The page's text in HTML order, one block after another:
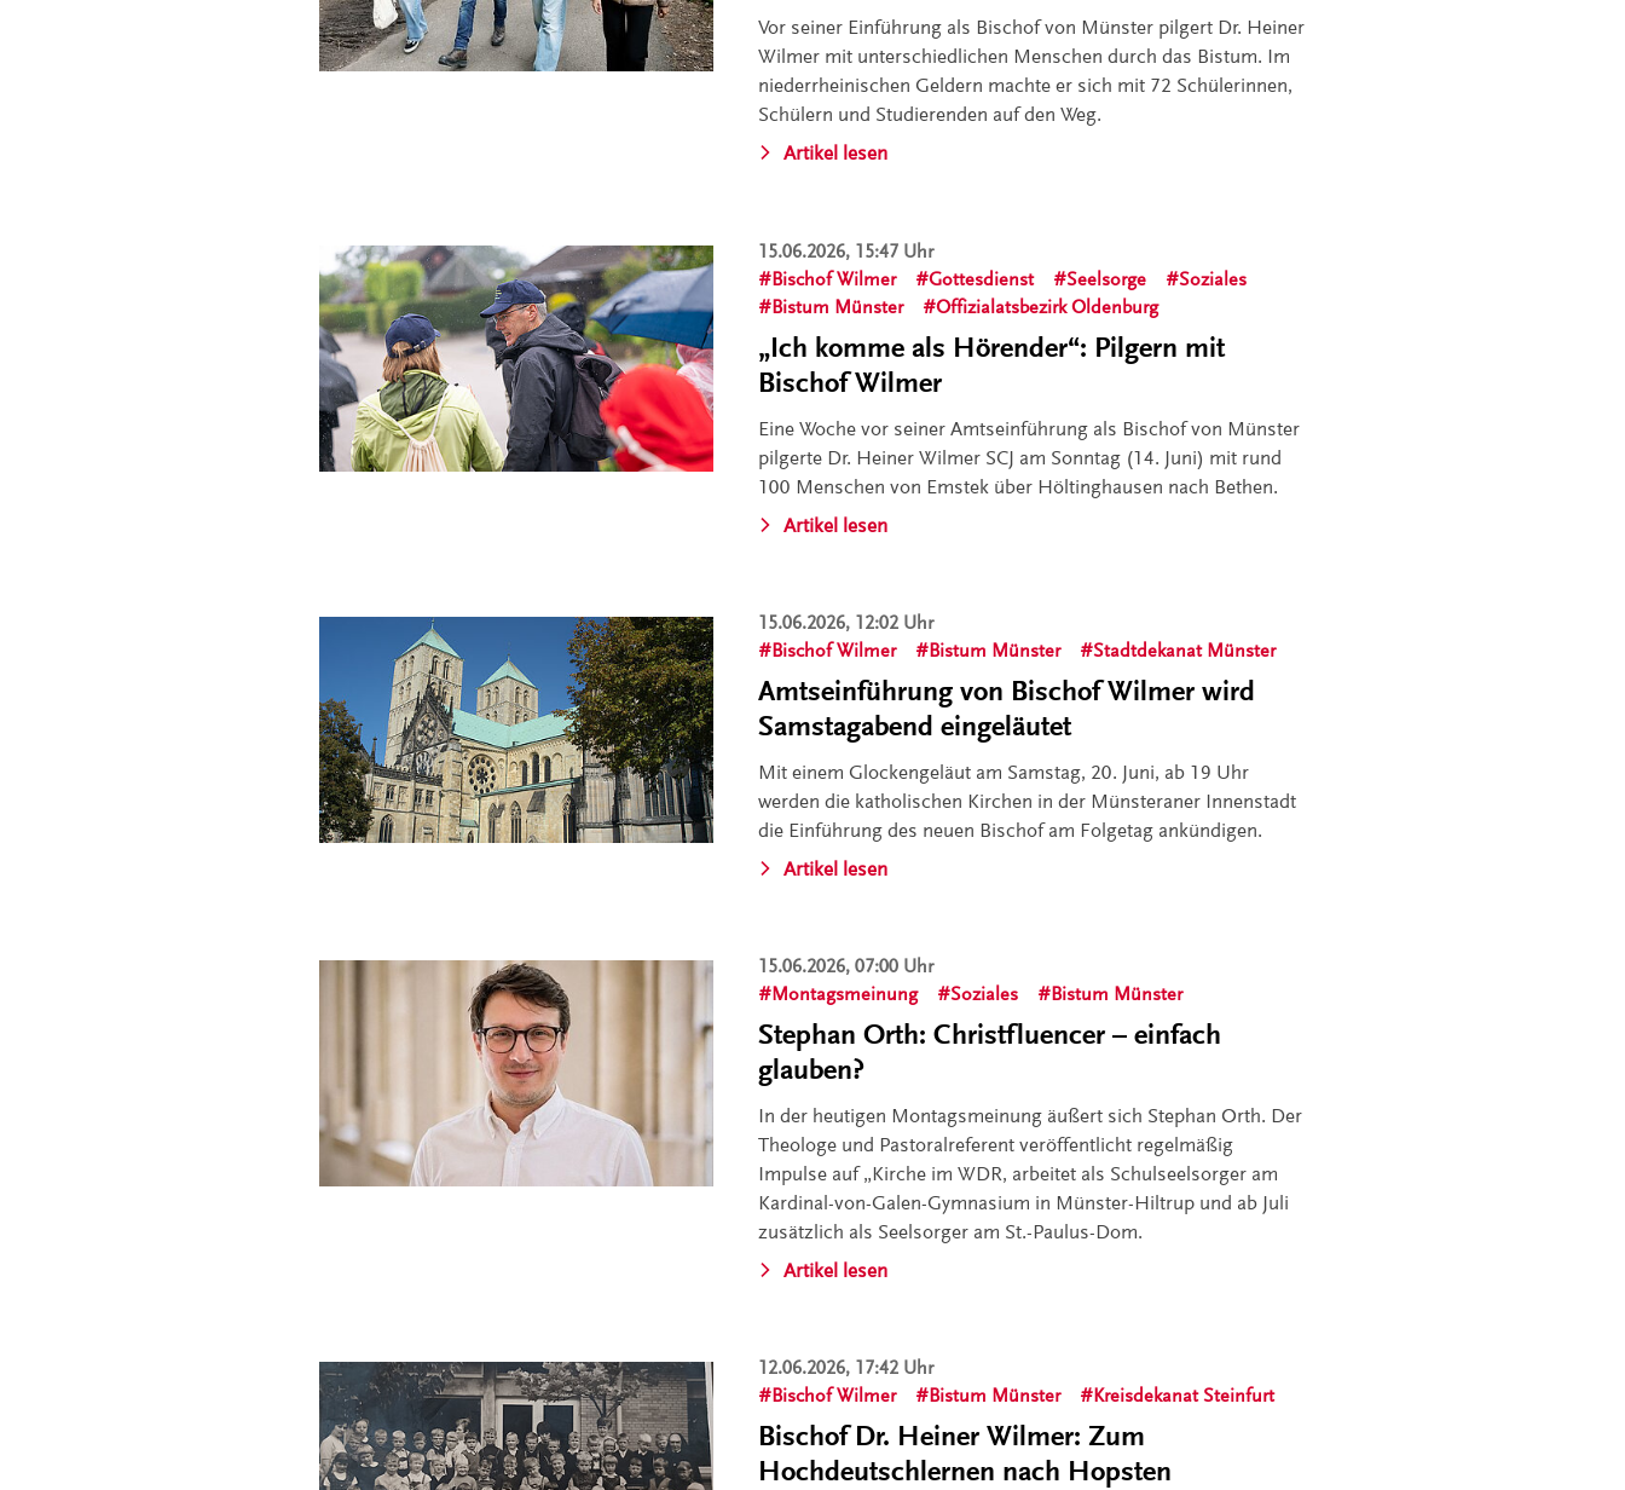
Vor seiner Einführung als Bischof von Münster pilgert Dr. Heiner
Wilmer mit unterschiedlichen Menschen durch das Bistum. Im
niederrheinischen Geldern machte er sich mit 72 Schülerinnen,
Schülern und Studierenden auf den Weg.
Artikel lesen
15.06.2026, 15:47 Uhr
Bischof Wilmer
Gottesdienst Seelsorge
Soziales
Bistum Münster
Offizialatsbezirk Oldenburg
„Ich komme als Hörender“: Pilgern mit
Bischof Wilmer
Eine Woche vor seiner Amtseinführung als Bischof von Münster
pilgerte Dr. Heiner Wilmer SCJ am Sonntag (14. Juni) mit rund
100 Menschen von Emstek über Höltinghausen nach Bethen.
Artikel lesen
15.06.2026, 12:02 Uhr
Bischof Wilmer
Bistum Münster Stadtdekanat Münster
Amtseinführung von Bischof Wilmer wird
Samstagabend eingeläutet
Mit einem Glockengeläut am Samstag, 20. Juni, ab 19 Uhr
werden die katholischen Kirchen in der Münsteraner Innenstadt
die Einführung des neuen Bischof am Folgetag ankündigen.
Artikel lesen
15.06.2026, 07:00 Uhr
Montagsmeinung
Soziales Bistum Münster
Stephan Orth: Christfluencer – einfach
glauben?
In der heutigen Montagsmeinung äußert sich Stephan Orth. Der
Theologe und Pastoralreferent veröffentlicht regelmäßig
Impulse auf „Kirche im WDR, arbeitet als Schulseelsorger am
Kardinal-von-Galen-Gymnasium in Münster-Hiltrup und ab Juli
zusätzlich als Seelsorger am St.-Paulus-Dom.
Artikel lesen
12.06.2026, 17:42 Uhr
Bischof Wilmer
Bistum Münster Kreisdekanat Steinfurt
Bischof Dr. Heiner Wilmer: Zum
Hochdeutschlernen nach Hopsten